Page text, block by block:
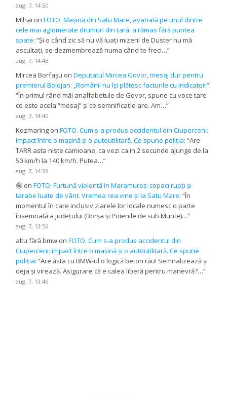
aug. 7, 14:50
Mihai onFOTO. Mașină din Satu Mare, avariată pe unul dintre
cele mai aglomerate drumuri din țară: a rămas fără puntea
spate: “Și o când zic să nu vă luați mizerii de Duster nu mă
ascultați, se dezmembrează numa când te freci…”
aug. 7, 14:48
Mircea Borfașu onDeputatul Mircea Govor, mesaj dur pentru
premierul Bolojan: „Românii nu își plătesc facturile cu indicatori”:
“În primul rând măi analfabetule de Govor, spune cu voce tare
ce este acela “mesaj” și ce semnificație are. Am…”
aug. 7, 14:40
Kozmaring onFOTO. Cum s-a produs accidentul din Ciuperceni:
impact între o mașină și o autoutilitară. Ce spune poliția: “Are
TARR asta niste camioane, ca vezi ca in 2 secunde ajunge de la
50 km/h la 140 km/h. Putea…”
aug. 7, 14:39
🤪 onFOTO. Furtună violentă în Maramureș: copaci rupți și
tarabe luate de vânt. Vremea rea vine și la Satu Mare: “În
momentul în care inclusiv ziarele lor locale numesc o parte
însemnată a județului (Borșa și Poienile de sub Munte)…”
aug. 7, 13:56
altu fără bmw onFOTO. Cum s-a produs accidentul din
Ciuperceni: impact între o mașină și o autoutilitară. Ce spune
poliția: “Are ăsta cu BMW-ul o logică beton rău! Semnalizează și
deja și virează. Asigurare că e calea liberă pentru manevră?…”
aug. 7, 13:46